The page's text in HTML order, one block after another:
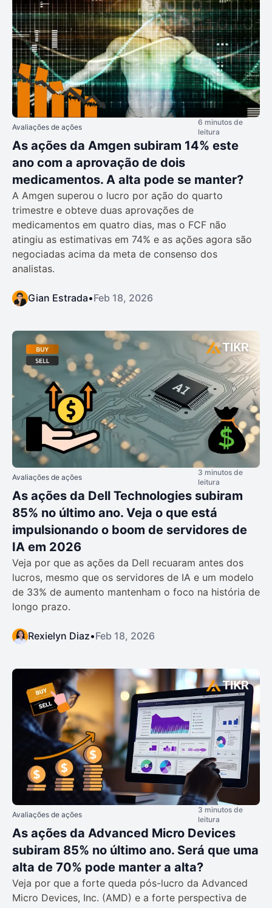
Avaliações de ações
6 minutos de
leitura
As ações da Amgen subiram 14% este
ano com a aprovação de dois
medicamentos. A alta pode se manter?
A Amgen superou o lucro por ação do quarto
trimestre e obteve duas aprovações de
medicamentos em quatro dias, mas o FCF não
atingiu as estimativas em 74% e as ações agora são
negociadas acima da meta de consenso dos
analistas.
Gian Estrada•Feb 18, 2026
Avaliações de ações
3 minutos de
leitura
As ações da Dell Technologies subiram
85% no último ano. Veja o que está
impulsionando o boom de servidores de
IA em 2026
Veja por que as ações da Dell recuaram antes dos
lucros, mesmo que os servidores de IA e um modelo
de 33% de aumento mantenham o foco na história de
longo prazo.
Rexielyn Diaz•Feb 18, 2026
Avaliações de ações
3 minutos de
leitura
As ações da Advanced Micro Devices
subiram 85% no último ano. Será que uma
alta de 70% pode manter a alta?
Veja por que a forte queda pós-lucro da Advanced
Micro Devices, Inc. (AMD) e a forte perspectiva de